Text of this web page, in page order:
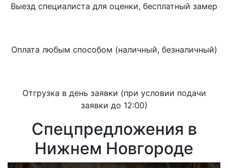
Выезд специалиста для оценки, бесплатный замер
Оплата любым способом (наличный, безналичный)
Отгрузка в день заявки (при условии подачи
заявки до 12:00)
Спецпредложения в
Нижнем Новгороде